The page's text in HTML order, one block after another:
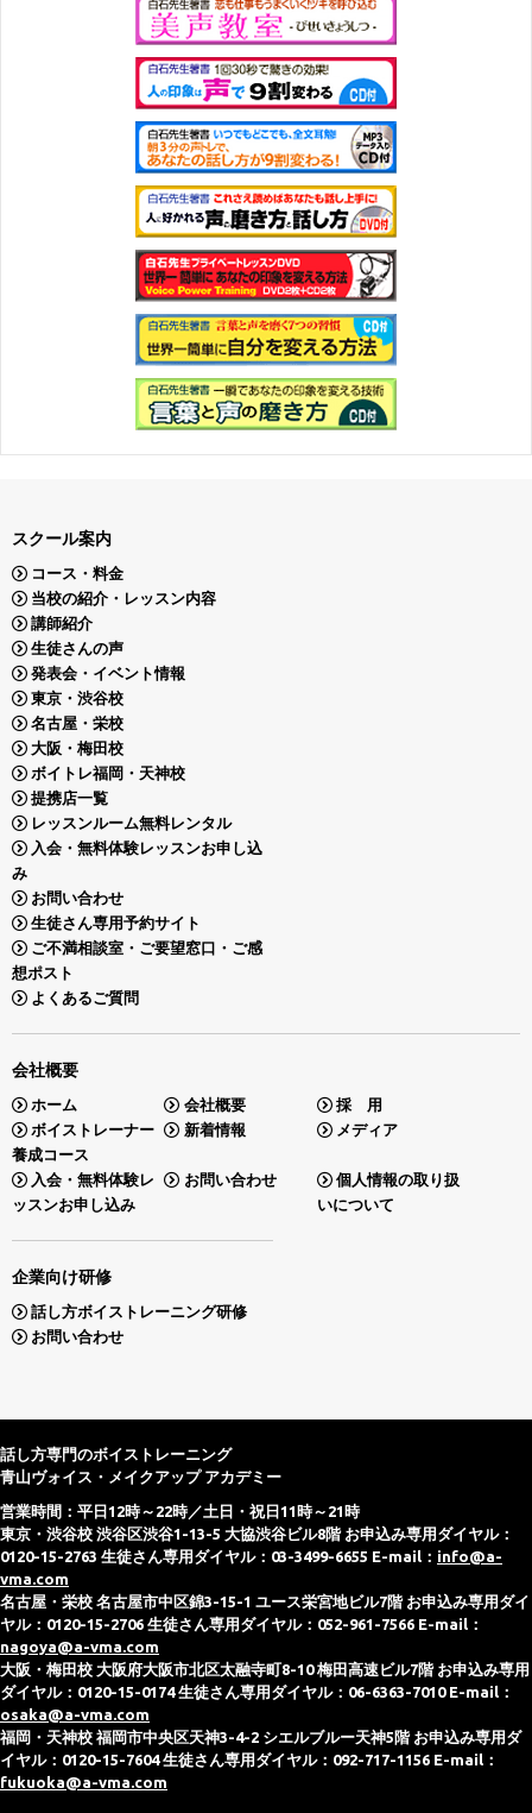
スクール案内
コース・料金
当校の紹介・レッスン内容
講師紹介
生徒さんの声
発表会・イベント情報
東京・渋谷校
名古屋・栄校
大阪・梅田校
ボイトレ福岡・天神校
提携店一覧
レッスンルーム無料レンタル
入会・無料体験レッスンお申し込
み
お問い合わせ
生徒さん専用予約サイト
ご不満相談室・ご要望窓口・ご感
想ポスト
よくあるご質問
会社概要
ホーム 会社概要
採 用
ボイストレーナー
養成コース
新着情報 メディア
入会・無料体験レ
ッスンお申し込み
お問い合わせ
個人情報の取り扱
いについて
企業向け研修
話し方ボイストレーニング研修
お問い合わせ
話し方専門のボイストレーニング
青山ヴォイス・メイクアップ アカデミー
営業時間：平日12時～22時／土日・祝日11時～21時
東京・渋谷校 渋谷区渋谷1-13-5 大協渋谷ビル8階 お申込み専用ダイヤル：
0120-15-2763 生徒さん専用ダイヤル：03-3499-6655 E-mail： info@a-
vma.com
名古屋・栄校 名古屋市中区錦3-15-1 ユース栄宮地ビル7階 お申込み専用ダイ
ヤル：0120-15-2706 生徒さん専用ダイヤル：052-961-7566 E-mail：
nagoya@a-vma.com
大阪・梅田校 大阪府大阪市北区太融寺町8-10 梅田高速ビル7階 お申込み専用
ダイヤル：0120-15-0174 生徒さん専用ダイヤル：06-6363-7010 E-mail：
osaka@a-vma.com
福岡・天神校 福岡市中央区天神3-4-2 シエルブルー天神5階 お申込み専用ダ
イヤル：0120-15-7604 生徒さん専用ダイヤル：092-717-1156 E-mail：
fukuoka@a-vma.com